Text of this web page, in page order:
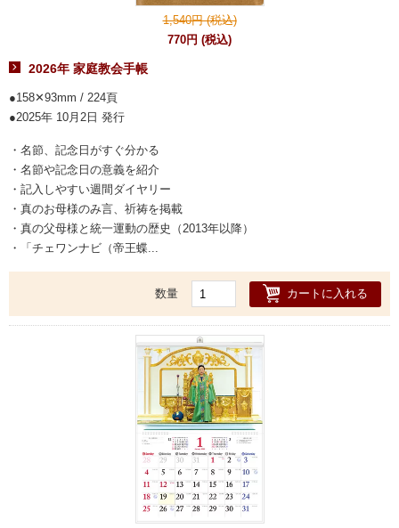
1,540円 (税込)
770円 (税込)
2026年 家庭教会手帳
158✕93mm / 224頁
2025年 10月2日 発行
・名節、記念日がすぐ分かる
・名節や記念日の意義を紹介
・記入しやすい週間ダイヤリー
・真のお母様のみ言、祈祷を掲載
・真の父母様と統一運動の歴史（2013年以降）
・「チェワンナビ（帝王蝶...
数量 カートに入れる